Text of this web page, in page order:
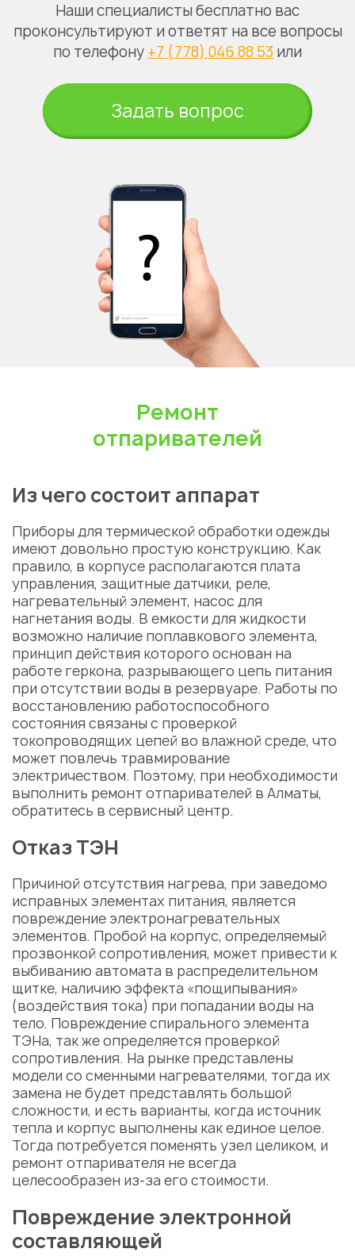
Наши специалисты бесплатно вас
проконсультируют и ответят на все вопросы
по телефону +7 (778) 046 88 53 или
Задать вопрос
Ремонт
отпаривателей
Из чего состоит аппарат
Приборы для термической обработки одежды
имеют довольно простую конструкцию. Как
правило, в корпусе располагаются плата
управления, защитные датчики, реле,
нагревательный элемент, насос для
нагнетания воды. В емкости для жидкости
возможно наличие поплавкового элемента,
принцип действия которого основан на
работе геркона, разрывающего цепь питания
при отсутствии воды в резервуаре. Работы по
восстановлению работоспособного
состояния связаны с проверкой
токопроводящих цепей во влажной среде, что
может повлечь травмирование
электричеством. Поэтому, при необходимости
выполнить ремонт отпаривателей в Алматы,
обратитесь в сервисный центр.
Отказ ТЭН
Причиной отсутствия нагрева, при заведомо
исправных элементах питания, является
повреждение электронагревательных
элементов. Пробой на корпус, определяемый
прозвонкой сопротивления, может привести к
выбиванию автомата в распределительном
щитке, наличию эффекта «пощипывания»
(воздействия тока) при попадании воды на
тело. Повреждение спирального элемента
ТЭНа, так же определяется проверкой
сопротивления. На рынке представлены
модели со сменными нагревателями, тогда их
замена не будет представлять большой
сложности, и есть варианты, когда источник
тепла и корпус выполнены как единое целое.
Тогда потребуется поменять узел целиком, и
ремонт отпаривателя не всегда
целесообразен из-за его стоимости.
Повреждение электронной
составляющей